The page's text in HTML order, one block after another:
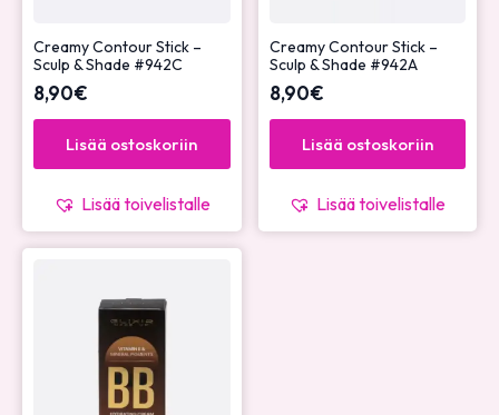
Creamy Contour Stick –
Sculp & Shade #942C
8,90€
Lisää ostoskoriin
Lisää toivelistalle
Creamy Contour Stick –
Sculp & Shade #942A
8,90€
Lisää ostoskoriin
Lisää toivelistalle